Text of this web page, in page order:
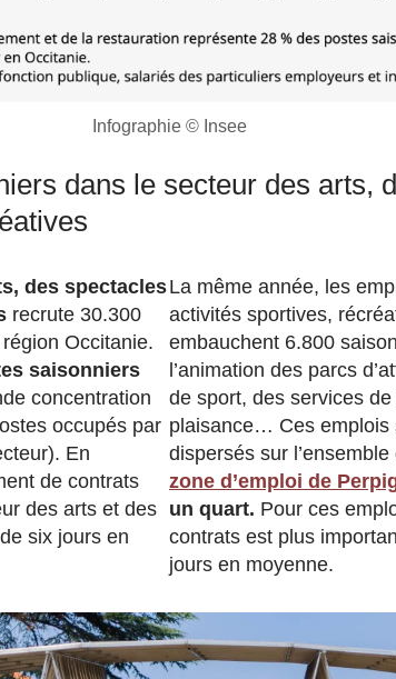
Infographie © Insee
dans le secteur des arts,
des spectacles
recrute 30.300
Occitanie.
saisonniers
concentration
occupés par
En
de contrats
des arts et des
six jours en
La même année, les
activités sportives,
embauchent 6.800
l’animation des parcs
de sport, des services
plaisance… Ces emplois
dispersés sur
zone d’emploi de
un quart. Pour ces
contrats est plus
jours en moyenne.